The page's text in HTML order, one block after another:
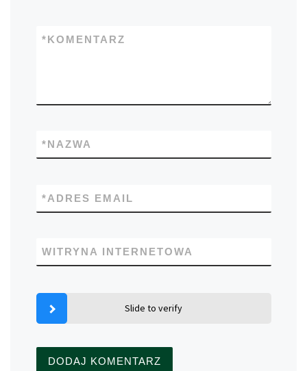
KOMENTARZ
*
NAZWA
*
ADRES EMAIL
*
WITRYNA INTERNETOWA
Slide to verify